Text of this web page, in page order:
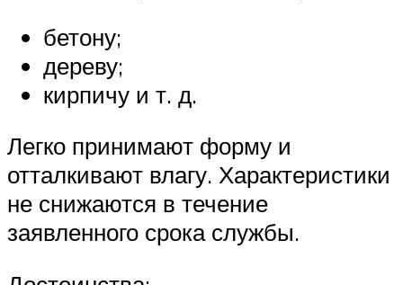
бетону;
дереву;
кирпичу и т. д.
Легко принимают форму и
отталкивают влагу. Характеристики
не снижаются в течение
заявленного срока службы.